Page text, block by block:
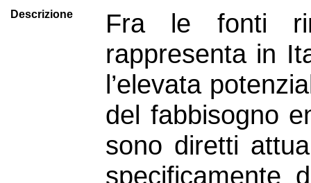
Descrizione
Fra le fonti
rappresenta in
l’elevata
del fabbisogno
sono diretti
specificamente